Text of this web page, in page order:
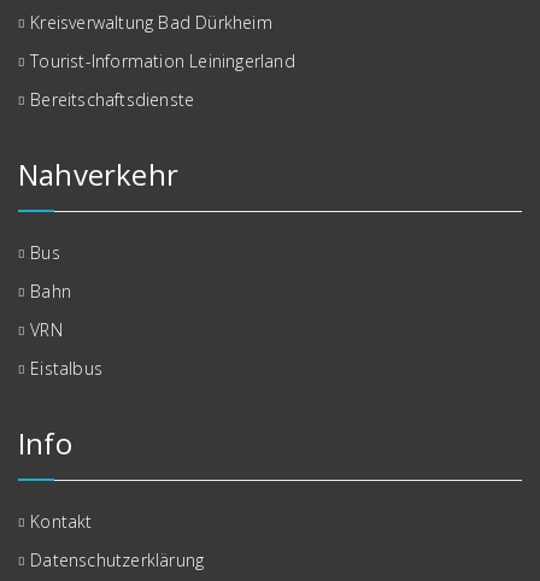
Kreisverwaltung Bad Dürkheim
Tourist-Information Leiningerland
Bereitschaftsdienste
Nahverkehr
Bus
Bahn
VRN
Eistalbus
Info
Kontakt
Datenschutzerklärung